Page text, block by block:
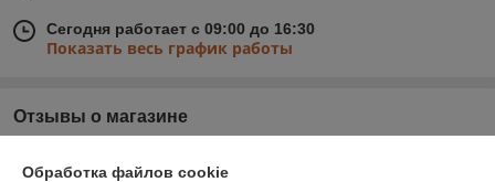
Сегодня работает с 09:00 до 16:30
Показать весь график работы
Отзывы о магазине
Обработка файлов cookie